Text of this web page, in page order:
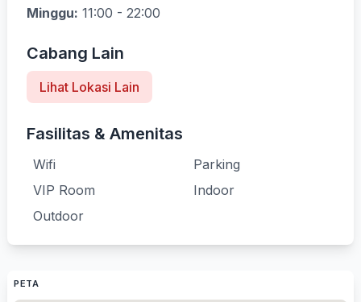
Minggu: 11:00 - 22:00
Cabang Lain
Lihat Lokasi Lain
Fasilitas & Amenitas
Wifi
Parking
VIP Room
Indoor
Outdoor
PETA